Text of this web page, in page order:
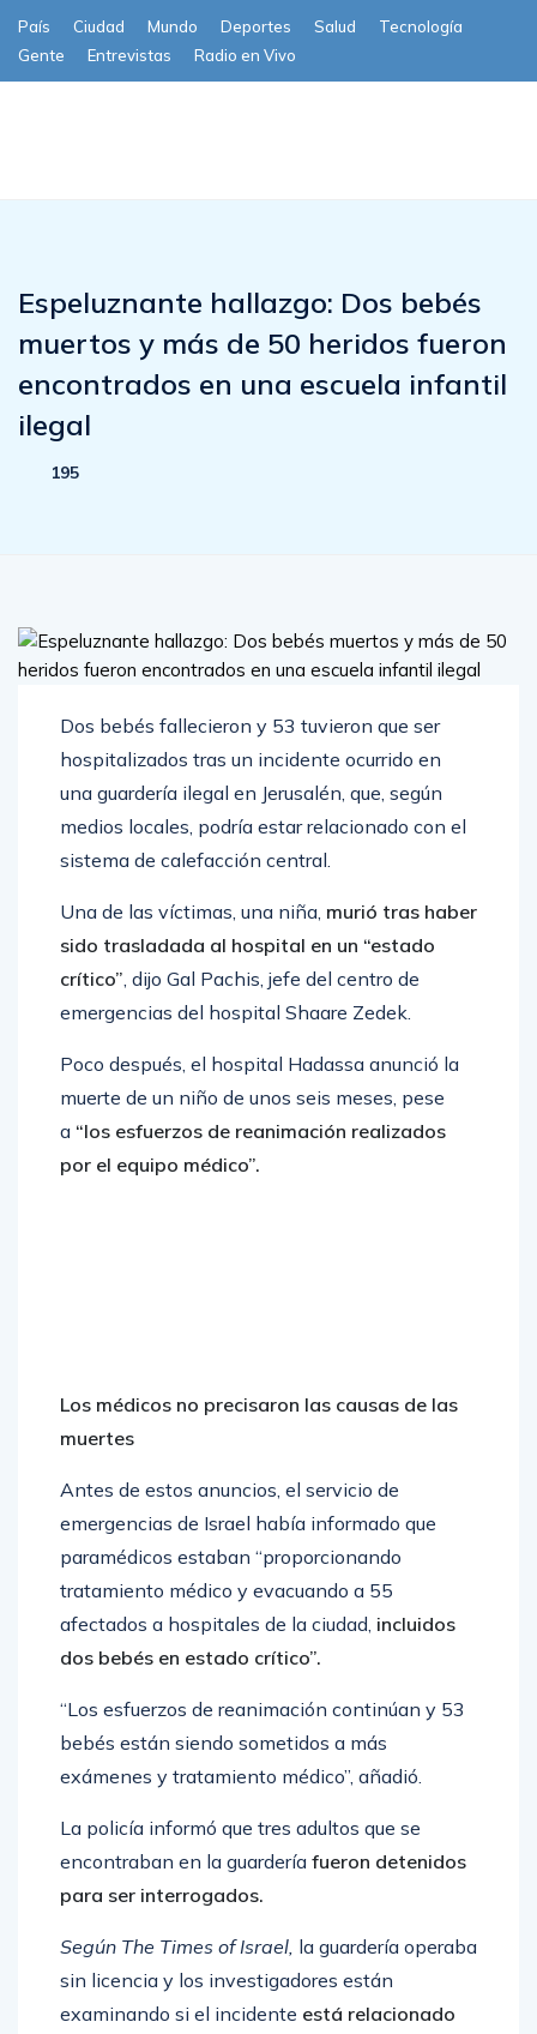
País Ciudad Mundo Deportes Salud
Tecnología
Gente
Entrevistas Radio en Vivo
Espeluznante hallazgo: Dos bebés
muertos y más de 50 heridos fueron
encontrados en una escuela infantil
ilegal
195
Dos bebés fallecieron y 53 tuvieron que ser
hospitalizados tras un incidente ocurrido en
una guardería ilegal en Jerusalén, que, según
medios locales, podría estar relacionado con el
sistema de calefacción central.
Una de las víctimas, una niña, murió tras haber
sido trasladada al hospital en un “estado
crítico”, dijo Gal Pachis, jefe del centro de
emergencias del hospital Shaare Zedek.
Poco después, el hospital Hadassa anunció la
muerte de un niño de unos seis meses, pese
a “los esfuerzos de reanimación realizados
por el equipo médico”.
Los médicos no precisaron las causas de las
muertes
Antes de estos anuncios, el servicio de
emergencias de Israel había informado que
paramédicos estaban “proporcionando
tratamiento médico y evacuando a 55
afectados a hospitales de la ciudad, incluidos
dos bebés en estado crítico”.
“Los esfuerzos de reanimación continúan y 53
bebés están siendo sometidos a más
exámenes y tratamiento médico”, añadió.
La policía informó que tres adultos que se
encontraban en la guardería fueron detenidos
para ser interrogados.
Según The Times of Israel, la guardería operaba
sin licencia y los investigadores están
examinando si el incidente está relacionado